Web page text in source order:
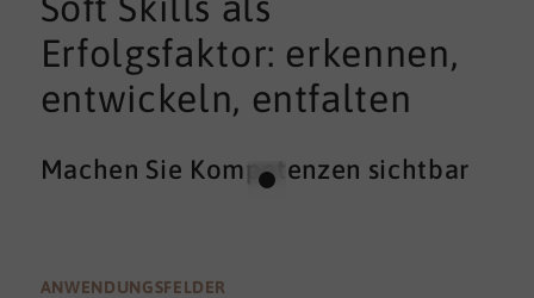
Erfolgsfaktor: erkennen,
entwickeln, entfalten
Machen Sie Kompetenzen sichtbar
ANWENDUNGSFELDER